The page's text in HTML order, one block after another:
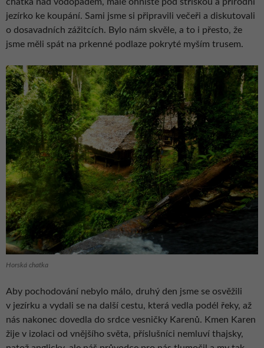
chatka nad vodopádem, malé ohniště pod stříškou a přírodní
jezírko ke koupání. Sami jsme si připravili večeři a diskutovali
o dosavadních zážitcích. Bylo nám skvěle, a to i přesto, že
jsme měli spát na prkenné podlaze pokryté myším trusem.
Horská chatka
Aby pochodování nebylo málo, druhý den jsme se osvěžili
v jezírku a vydali se na další cestu, která vedla podél řeky, až
nás nakonec dovedla do srdce vesničky Karenů. Kmen Karen
žije v izolaci od vnějšího světa, příslušníci nemluví thajsky,